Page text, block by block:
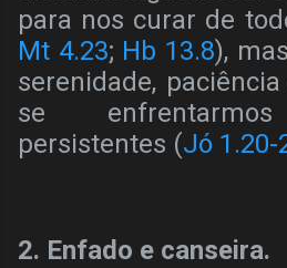
para nos curar de
Mt 4.23; Hb 13.8),
serenidade,
se
persistentes (Jó 1.20-
2. Enfado e canseira.